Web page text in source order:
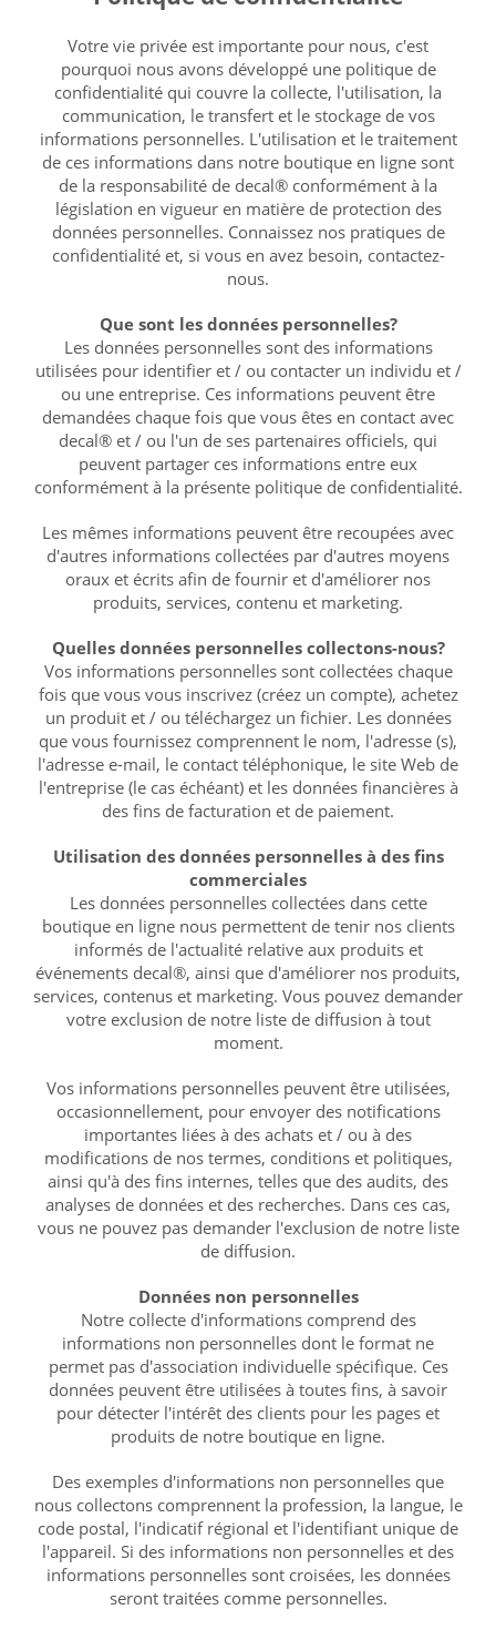
Votre vie privée est importante pour nous, c'est
pourquoi nous avons développé une politique de
confidentialité qui couvre la collecte, l'utilisation, la
communication, le transfert et le stockage de vos
informations personnelles. L'utilisation et le traitement
de ces informations dans notre boutique en ligne sont
de la responsabilité de decal® conformément à la
législation en vigueur en matière de protection des
données personnelles. Connaissez nos pratiques de
confidentialité et, si vous en avez besoin, contactez-
nous.
Que sont les données personnelles?
Les données personnelles sont des informations
utilisées pour identifier et / ou contacter un individu et /
ou une entreprise. Ces informations peuvent être
demandées chaque fois que vous êtes en contact avec
decal® et / ou l'un de ses partenaires officiels, qui
peuvent partager ces informations entre eux
conformément à la présente politique de confidentialité.
Les mêmes informations peuvent être recoupées avec
d'autres informations collectées par d'autres moyens
oraux et écrits afin de fournir et d'améliorer nos
produits, services, contenu et marketing.
Quelles données personnelles collectons-nous?
Vos informations personnelles sont collectées chaque
fois que vous vous inscrivez (créez un compte), achetez
un produit et / ou téléchargez un fichier. Les données
que vous fournissez comprennent le nom, l'adresse (s),
l'adresse e-mail, le contact téléphonique, le site Web de
l'entreprise (le cas échéant) et les données financières à
des fins de facturation et de paiement.
Utilisation des données personnelles à des fins
commerciales
Les données personnelles collectées dans cette
boutique en ligne nous permettent de tenir nos clients
informés de l'actualité relative aux produits et
événements decal®, ainsi que d'améliorer nos produits,
services, contenus et marketing. Vous pouvez demander
votre exclusion de notre liste de diffusion à tout
moment.
Vos informations personnelles peuvent être utilisées,
occasionnellement, pour envoyer des notifications
importantes liées à des achats et / ou à des
modifications de nos termes, conditions et politiques,
ainsi qu'à des fins internes, telles que des audits, des
analyses de données et des recherches. Dans ces cas,
vous ne pouvez pas demander l'exclusion de notre liste
de diffusion.
Données non personnelles
Notre collecte d'informations comprend des
informations non personnelles dont le format ne
permet pas d'association individuelle spécifique. Ces
données peuvent être utilisées à toutes fins, à savoir
pour détecter l'intérêt des clients pour les pages et
produits de notre boutique en ligne.
Des exemples d'informations non personnelles que
nous collectons comprennent la profession, la langue, le
code postal, l'indicatif régional et l'identifiant unique de
l'appareil. Si des informations non personnelles et des
informations personnelles sont croisées, les données
seront traitées comme personnelles.
Personnelles